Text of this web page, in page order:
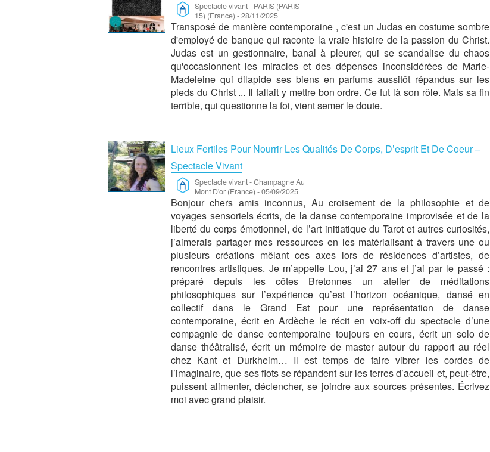
Spectacle vivant- PARIS (PARIS
15) (France) -28/11/2025
Transposé de manière contemporaine , c'est un Judas en costume sombre
d'employé de banque qui raconte la vraie histoire de la passion du Christ.
Judas est un gestionnaire, banal à pleurer, qui se scandalise du chaos
qu'occasionnent les miracles et des dépenses inconsidérées de Marie-
Madeleine qui dilapide ses biens en parfums aussitôt répandus sur les
pieds du Christ ... Il fallait y mettre bon ordre. Ce fut là son rôle. Mais sa fin
terrible, qui questionne la foi, vient semer le doute.
Lieux Fertiles Pour Nourrir Les Qualités De Corps, D’esprit Et De Coeur –
Spectacle Vivant
Spectacle vivant-Champagne Au
Mont D'or (France) -05/09/2025
Bonjour chers amis inconnus, Au croisement de la philosophie et de
voyages sensoriels écrits, de la danse contemporaine improvisée et de la
liberté du corps émotionnel, de l’art initiatique du Tarot et autres curiosités,
j’aimerais partager mes ressources en les matérialisant à travers une ou
plusieurs créations mêlant ces axes lors de résidences d’artistes, de
rencontres artistiques. Je m’appelle Lou, j’ai 27 ans et j’ai par le passé :
préparé depuis les côtes Bretonnes un atelier de méditations
philosophiques sur l’expérience qu’est l’horizon océanique, dansé en
collectif dans le Grand Est pour une représentation de danse
contemporaine, écrit en Ardèche le récit en voix-off du spectacle d’une
compagnie de danse contemporaine toujours en cours, écrit un solo de
danse théâtralisé, écrit un mémoire de master autour du rapport au réel
chez Kant et Durkheim… Il est temps de faire vibrer les cordes de
l’imaginaire, que ses flots se répandent sur les terres d’accueil et, peut-être,
puissent alimenter, déclencher, se joindre aux sources présentes. Écrivez
moi avec grand plaisir.